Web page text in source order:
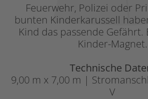
Feuerwehr, Polizei oder
bunten Kinderkarussell
Kind das passende Gefährt.
Kinder-Magnet.
Technische
9,00 m x 7,00 m |
V